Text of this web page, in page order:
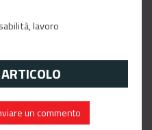
lavoro
un commento